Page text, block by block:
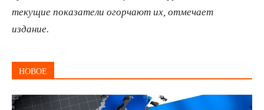
текущие показатели огорчают их, отмечает
издание.
НОВОЕ